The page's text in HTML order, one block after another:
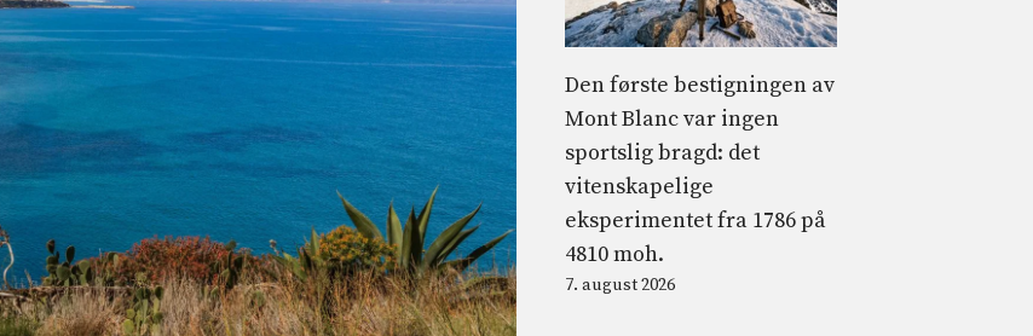
Den første bestigningen av
Mont Blanc var ingen
sportslig bragd: det
vitenskapelige
eksperimentet fra 1786 på
4810 moh.
7. august 2026